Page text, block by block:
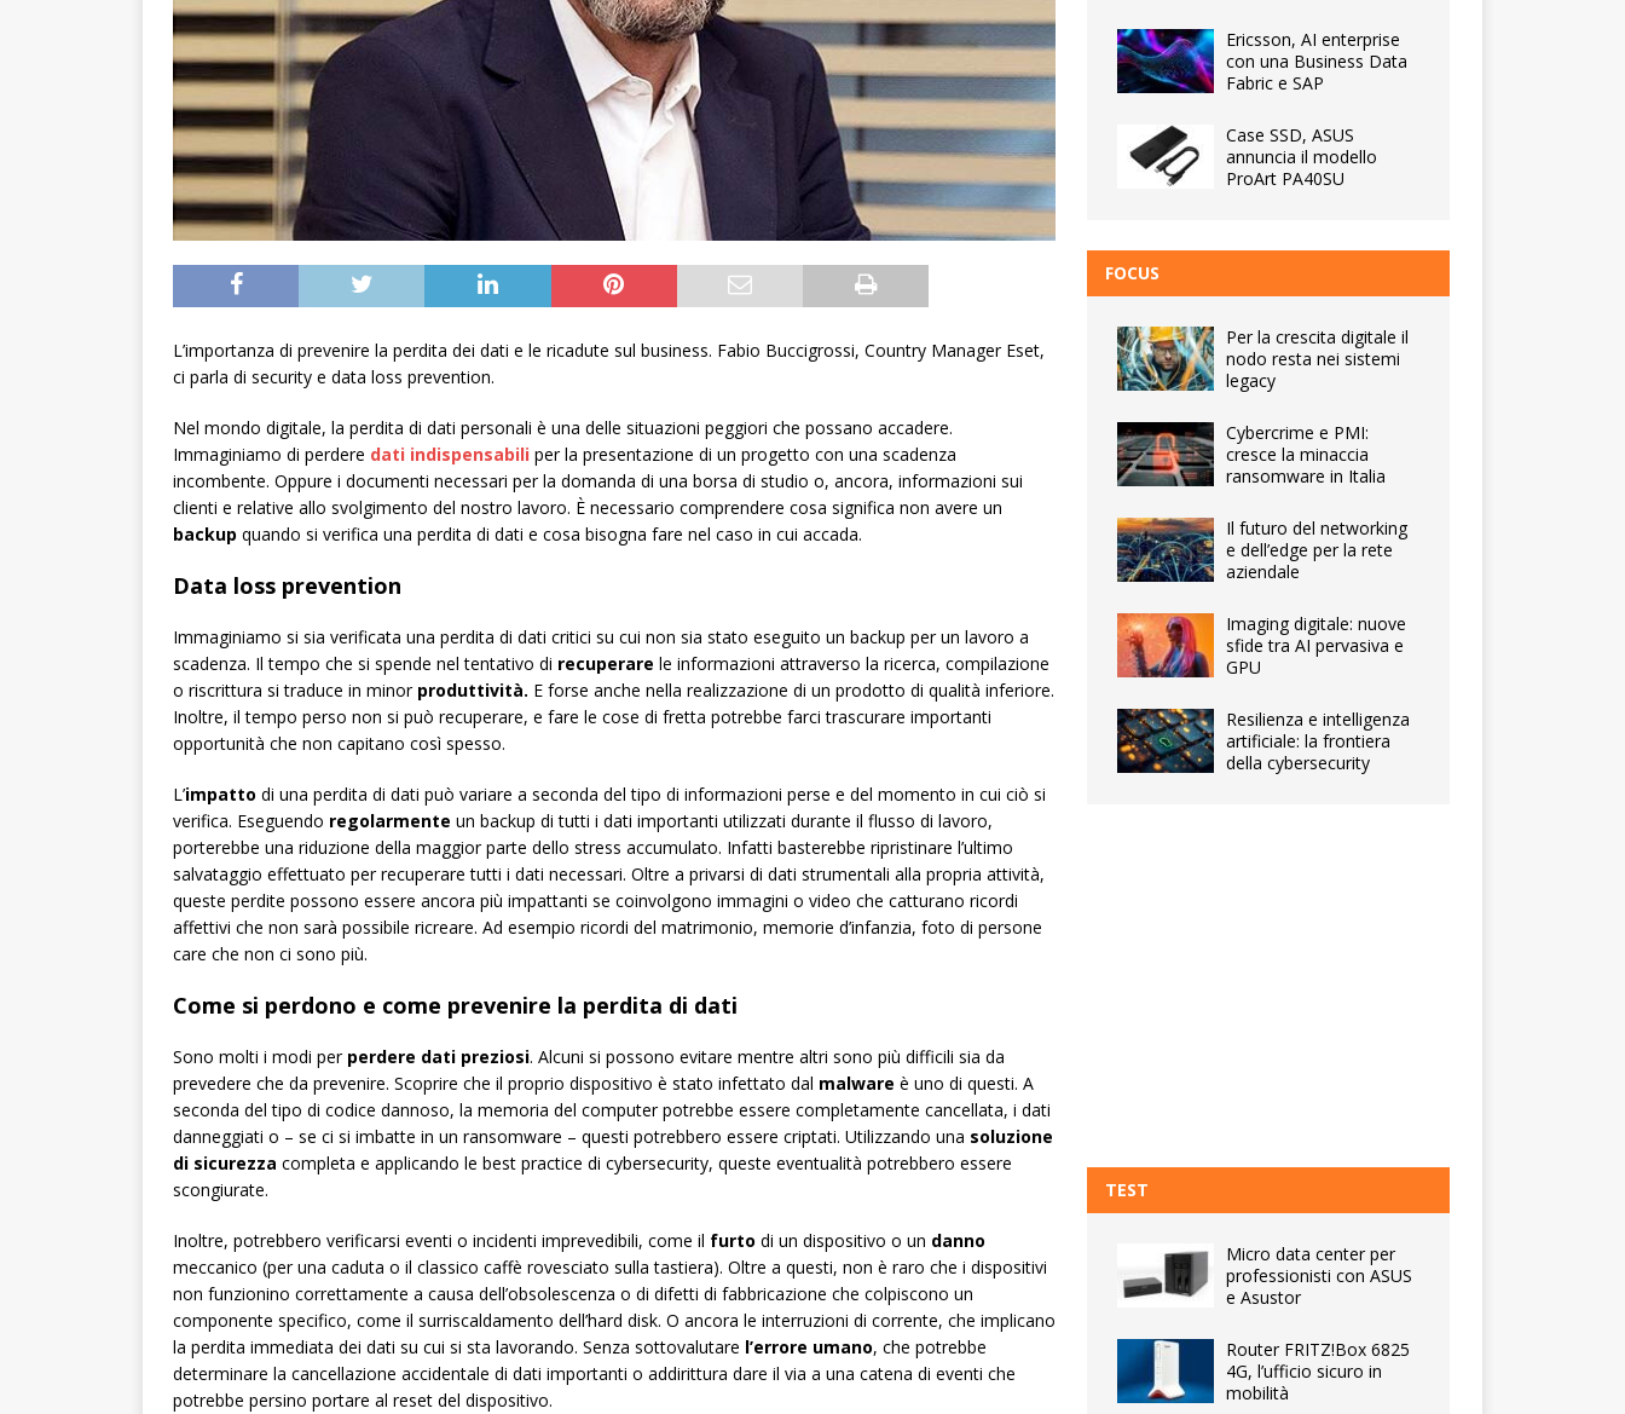
L’importanza di prevenire la perdita dei dati e le ricadute sul business. Fabio Buccigrossi, Country Manager Eset,
ci parla di security e data loss prevention.
Nel mondo digitale, la perdita di dati personali è una delle situazioni peggiori che possano accadere.
Immaginiamo di perdere dati indispensabili per la presentazione di un progetto con una scadenza
incombente. Oppure i documenti necessari per la domanda di una borsa di studio o, ancora, informazioni sui
clienti e relative allo svolgimento del nostro lavoro. È necessario comprendere cosa significa non avere un
backup quando si verifica una perdita di dati e cosa bisogna fare nel caso in cui accada.
Data loss prevention
Immaginiamo si sia verificata una perdita di dati critici su cui non sia stato eseguito un backup per un lavoro a
scadenza. Il tempo che si spende nel tentativo di recuperare le informazioni attraverso la ricerca, compilazione
o riscrittura si traduce in minor produttività. E forse anche nella realizzazione di un prodotto di qualità inferiore.
Inoltre, il tempo perso non si può recuperare, e fare le cose di fretta potrebbe farci trascurare importanti
opportunità che non capitano così spesso.
L’impatto di una perdita di dati può variare a seconda del tipo di informazioni perse e del momento in cui ciò si
verifica. Eseguendo regolarmente un backup di tutti i dati importanti utilizzati durante il flusso di lavoro,
porterebbe una riduzione della maggior parte dello stress accumulato. Infatti basterebbe ripristinare l’ultimo
salvataggio effettuato per recuperare tutti i dati necessari. Oltre a privarsi di dati strumentali alla propria attività,
queste perdite possono essere ancora più impattanti se coinvolgono immagini o video che catturano ricordi
affettivi che non sarà possibile ricreare. Ad esempio ricordi del matrimonio, memorie d’infanzia, foto di persone
care che non ci sono più.
Come si perdono e come prevenire la perdita di dati
Sono molti i modi per perdere dati preziosi. Alcuni si possono evitare mentre altri sono più difficili sia da
prevedere che da prevenire. Scoprire che il proprio dispositivo è stato infettato dal malware è uno di questi. A
seconda del tipo di codice dannoso, la memoria del computer potrebbe essere completamente cancellata, i dati
danneggiati o – se ci si imbatte in un ransomware – questi potrebbero essere criptati. Utilizzando una soluzione
di sicurezza completa e applicando le best practice di cybersecurity, queste eventualità potrebbero essere
scongiurate.
Inoltre, potrebbero verificarsi eventi o incidenti imprevedibili, come il furto di un dispositivo o un danno
meccanico (per una caduta o il classico caffè rovesciato sulla tastiera). Oltre a questi, non è raro che i dispositivi
non funzionino correttamente a causa dell’obsolescenza o di difetti di fabbricazione che colpiscono un
componente specifico, come il surriscaldamento dell’hard disk. O ancora le interruzioni di corrente, che implicano
la perdita immediata dei dati su cui si sta lavorando. Senza sottovalutare l’errore umano, che potrebbe
determinare la cancellazione accidentale di dati importanti o addirittura dare il via a una catena di eventi che
potrebbe persino portare al reset del dispositivo.
Ericsson, AI enterprise
con una Business Data
Fabric e SAP
Case SSD, ASUS
annuncia il modello
ProArt PA40SU
FOCUS
Per la crescita digitale il
nodo resta nei sistemi
legacy
Cybercrime e PMI:
cresce la minaccia
ransomware in Italia
Il futuro del networking
e dell’edge per la rete
aziendale
Imaging digitale: nuove
sfide tra AI pervasiva e
GPU
Resilienza e intelligenza
artificiale: la frontiera
della cybersecurity
TEST
Micro data center per
professionisti con ASUS
e Asustor
Router FRITZ!Box 6825
4G, l’ufficio sicuro in
mobilità